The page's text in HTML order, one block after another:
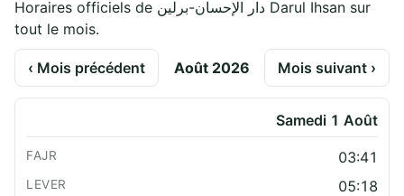
Horaires officiels de دار الإحسان-برلين Darul Ihsan sur
tout le mois.
‹ Mois précédent Août 2026 Mois suivant ›
Samedi 1 Août
03:41
05:18